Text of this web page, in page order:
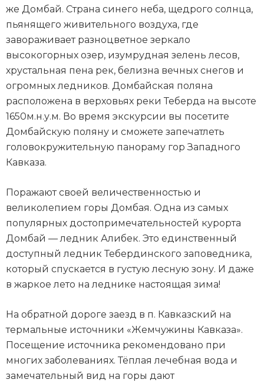
же Домбай. Страна синего неба, щедрого солнца,
пьянящего живительного воздуха, где
завораживает разноцветное зеркало
высокогорных озер, изумрудная зелень лесов,
хрустальная пена рек, белизна вечных снегов и
огромных ледников. Домбайская поляна
расположена в верховьях реки Теберда на высоте
1650м.н.у.м. Во время экскурсии вы посетите
Домбайскую поляну и сможете запечатлеть
головокружительную панораму гор Западного
Кавказа.
Поражают своей величественностью и
великолепием горы Домбая. Одна из самых
популярных достопримечательностей курорта
Домбай — ледник Алибек. Это единственный
доступный ледник Тебердинского заповедника,
который спускается в густую лесную зону. И даже
в жаркое лето на леднике настоящая зима!
На обратной дороге заезд в п. Кавказский на
термальные источники «Жемчужины Кавказа».
Посещение источника рекомендовано при
многих заболеваниях. Тёплая лечебная вода и
замечательный вид на горы дают